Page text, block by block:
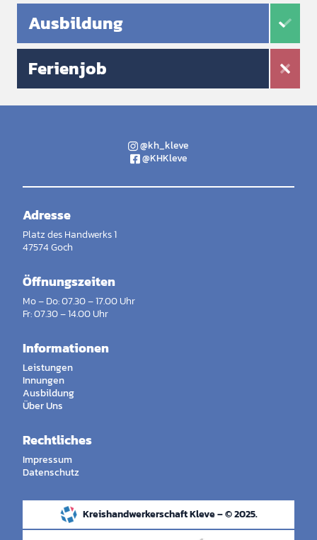
Ausbildung
Ferienjob
@kh_kleve
@KHKleve
Adresse
Platz des Handwerks 1
47574 Goch
Öffnungszeiten
Mo – Do: 07.30 – 17.00 Uhr
Fr: 07.30 – 14.00 Uhr
Informationen
Leistungen
Innungen
Ausbildung
Über Uns
Rechtliches
Impressum
Datenschutz
Kreishandwerkerschaft Kleve – © 2025.